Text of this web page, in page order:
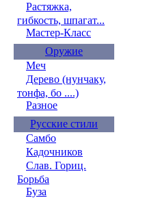
Растяжка,
гибкость, шпагат...
Мастер-Класс
Оружие
Меч
Дерево (нунчаку,
тонфа, бо ....)
Разное
Русские стили
Самбо
Кадочников
Слав. Гориц.
Борьба
Буза